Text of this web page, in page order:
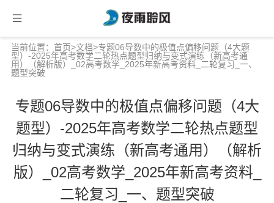
当前位置： 首页>文档>专题06导数中的极值点偏移问题（4大题
型）-2025年高考数学二轮热点题型归纳与变式演练（新高考通
用）（解析版）_02高考数学_2025年新高考资料_二轮复习_一、
题型突破
专题06导数中的极值点偏移问题（4大
题型）-2025年高考数学二轮热点题型
归纳与变式演练（新高考通用）（解析
版）_02高考数学_2025年新高考资料_
二轮复习_一、题型突破